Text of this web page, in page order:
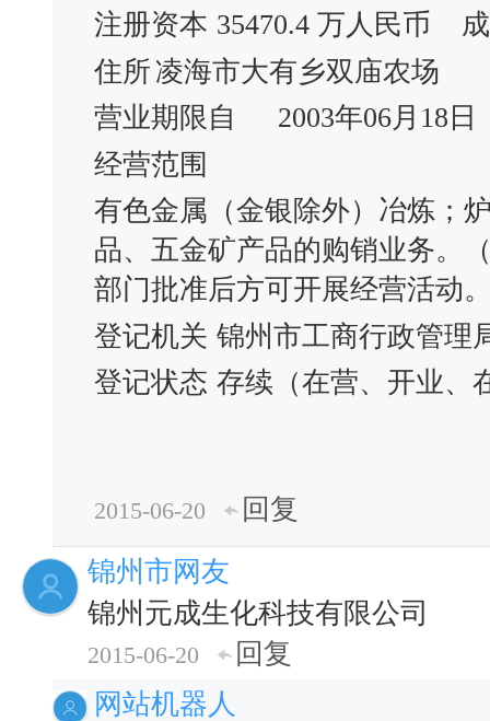
注册资本 35470.4 万人民币
住所 凌海市大有乡双庙农场
营业期限自
2003年06月18日
经营范围
有色金属（金银除外）冶炼；
品、五金矿产品的购销业务。
部门批准后方可开展经营活动
登记机关 锦州市工商行政管理
登记状态 存续（在营、开业、
2015-06-20
回复
锦州市网友
锦州元成生化科技有限公司
2015-06-20
回复
网站机器人